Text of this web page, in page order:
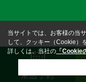
来店予約
当サイトでは、お客様の当
して、クッキー（Cookie）
詳しくは、当社の 「Cookie